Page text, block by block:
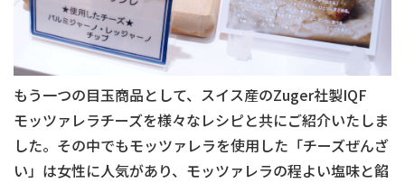
もう一つの目玉商品として、スイス産のZuger社製IQF
モッツァレラチーズを様々なレシピと共にご紹介いたしま
した。その中でもモッツァレラを使用した「チーズぜんざ
い」は女性に人気があり、モッツァレラの程よい塩味と餡